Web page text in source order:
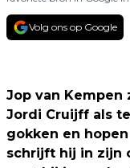
Volg ons op Google
Jop van Kempen
Jordi Cruijff als
gokken en
schrijft hij in zijn